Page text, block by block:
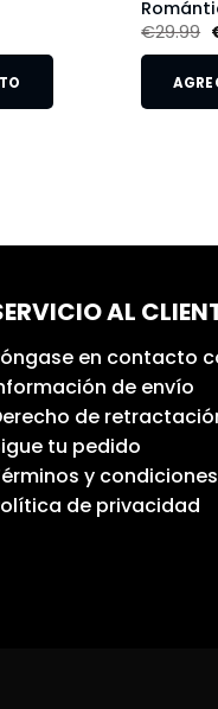
€29.99
AL
en contacto
de envío
de
tu pedido
y condiciones
de privacidad